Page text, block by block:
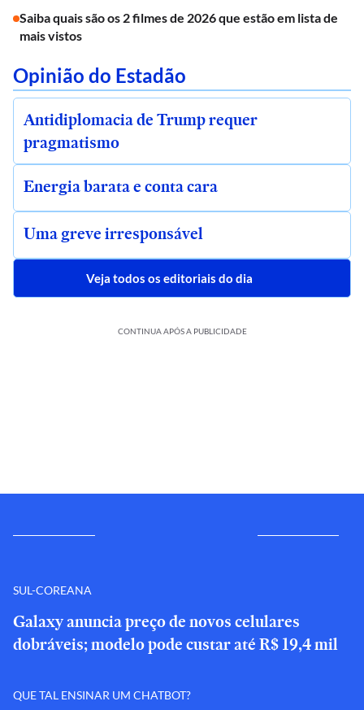
Saiba quais são os 2 filmes de 2026 que estão em lista de
mais vistos
Opinião do Estadão
Antidiplomacia de Trump requer
pragmatismo
Energia barata e conta cara
Uma greve irresponsável
Veja todos os editoriais do dia
CONTINUA APÓS A PUBLICIDADE
SUL-COREANA
Galaxy anuncia preço de novos celulares
dobráveis; modelo pode custar até R$ 19,4 mil
QUE TAL ENSINAR UM CHATBOT?